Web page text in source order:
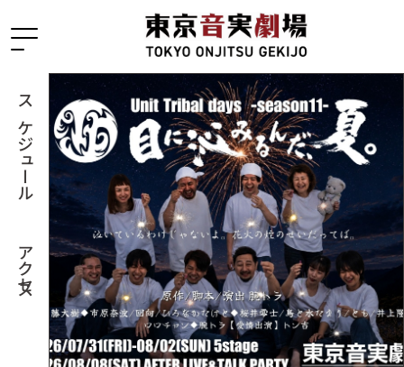
スケジュール
アクセス